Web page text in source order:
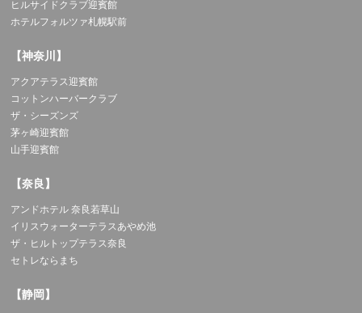
ヒルサイドクラブ迎賓館
ホテルフォルツァ札幌駅前
【神奈川】
アクアテラス迎賓館
コットンハーバークラブ
ザ・シーズンズ
茅ヶ崎迎賓館
山手迎賓館
【奈良】
アンドホテル 奈良若草山
イリスウォーターテラスあやめ池
ザ・ヒルトップテラス奈良
セトレならまち
【静岡】